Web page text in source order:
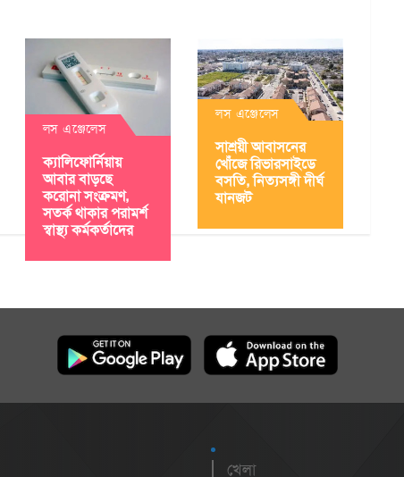
লস এঞ্জেলেস
ক্যালিফোর্নিয়ায়
আবার বাড়ছে
করোনা সংক্রমণ,
সতর্ক থাকার পরামর্শ
স্বাস্থ্য কর্মকর্তাদের
লস এঞ্জেলেস
সাশ্রয়ী আবাসনের
খোঁজে রিভারসাইডে
বসতি, নিত্যসঙ্গী দীর্ঘ
যানজট
খেলা